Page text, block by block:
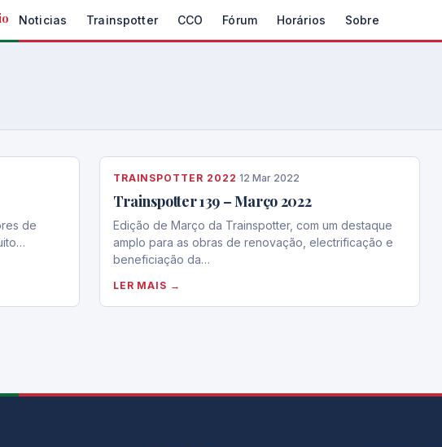
Noticias Trainspotter CCO Fórum Horários Sobre
de
TRAINSPOTTER 2022 ·12 Mar 2022
Trainspotter 139 – Março 2022
Edição de Março da Trainspotter, com um destaque
amplo para as obras de renovação, electrificação e
beneficiação da…
LER MAIS →